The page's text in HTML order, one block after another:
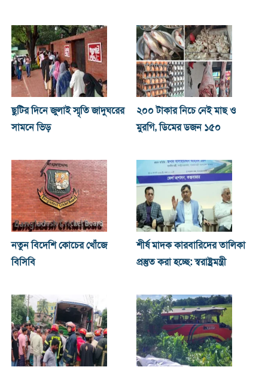
ছুটির দিনে জুলাই স্মৃতি জাদুঘরের
সামনে ভিড়
২০০ টাকার নিচে নেই মাছ ও
মুরগি, ডিমের ডজন ১৫০
নতুন বিদেশি কোচের খোঁজে
বিসিবি
শীর্ষ মাদক কারবারিদের তালিকা
প্রস্তুত করা হচ্ছে: স্বরাষ্ট্রমন্ত্রী